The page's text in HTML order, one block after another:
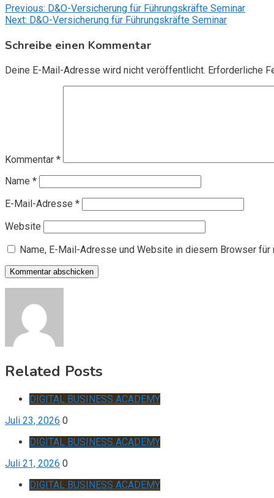
Beitragsnavigation
Previous: D&O-Versicherung für Führungskräfte Seminar
Next: D&O-Versicherung für Führungskräfte Seminar
Schreibe einen Kommentar
Deine E-Mail-Adresse wird nicht veröffentlicht. Erforderliche
Kommentar *
Name *
E-Mail-Adresse *
Website
Name, E-Mail-Adresse und Website in diesem Browser
Related Posts
DIGITAL BUSINESS ACADEMY
Juli 23, 2026 0
DIGITAL BUSINESS ACADEMY
Juli 21, 2026 0
DIGITAL BUSINESS ACADEMY